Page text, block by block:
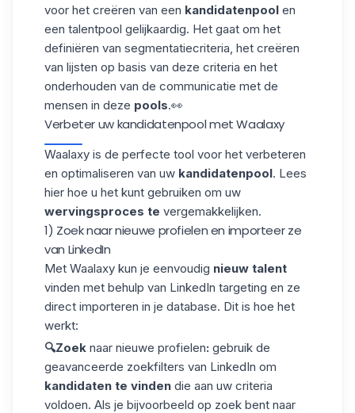
voor het creëren van een kandidatenpool en
een talentpool gelijkaardig. Het gaat om het
definiëren van segmentatiecriteria, het creëren
van lijsten op basis van deze criteria en het
onderhouden van de communicatie met de
mensen in deze pools.👀
Verbeter uw kandidatenpool met Waalaxy
Waalaxy is de perfecte tool voor het verbeteren
en optimaliseren van uw kandidatenpool. Lees
hier hoe u het kunt gebruiken om uw
wervingsproces te vergemakkelijken.
1) Zoek naar nieuwe profielen en importeer ze
van LinkedIn
Met Waalaxy kun je eenvoudig nieuw talent
vinden met behulp van LinkedIn targeting en ze
direct importeren in je database. Dit is hoe het
werkt:
🔍Zoek naar nieuwe profielen: gebruik de
geavanceerde zoekfilters van LinkedIn om
kandidaten te vinden die aan uw criteria
voldoen. Als je bijvoorbeeld op zoek bent naar